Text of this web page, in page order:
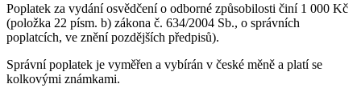
Poplatek za vydání osvědčení o odborné způsobilosti činí 1 000 Kč
(položka 22 písm. b) zákona č. 634/2004 Sb., o správních
poplatcích, ve znění pozdějších předpisů).
Správní poplatek je vyměřen a vybírán v české měně a platí se
kolkovými známkami.